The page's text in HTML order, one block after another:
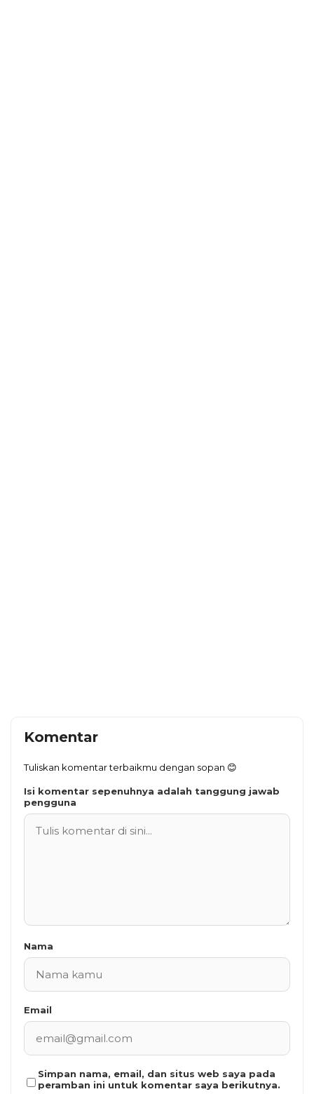
Komentar
Tuliskan komentar terbaikmu dengan sopan 😊
Isi komentar sepenuhnya adalah tanggung jawab
pengguna
Nama
Email
Simpan nama, email, dan situs web saya pada
peramban ini untuk komentar saya berikutnya.